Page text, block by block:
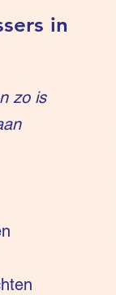
in
zo is